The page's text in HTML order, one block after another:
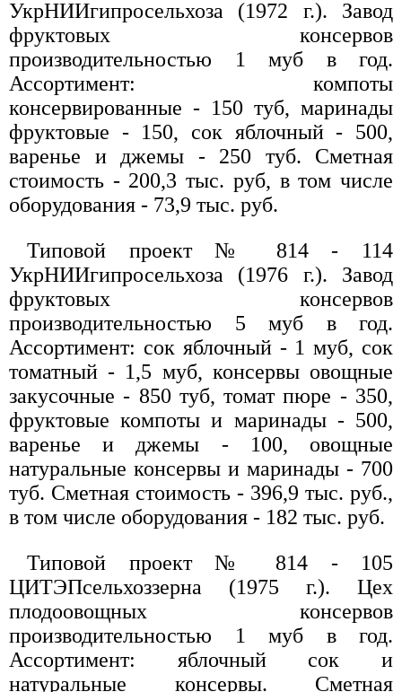
УкрНИИгипросельхоза (1972 г.). Завод
фруктовых консервов
производительностью 1 муб в год.
Ассортимент: компоты
консервированные - 150 туб, маринады
фруктовые - 150, сок яблочный - 500,
варенье и джемы - 250 туб. Сметная
стоимость - 200,3 тыс. руб, в том числе
оборудования - 73,9 тыс. руб.
Типовой проект № 814 - 114
УкрНИИгипросельхоза (1976 г.). Завод
фруктовых консервов
производительностью 5 муб в год.
Ассортимент: сок яблочный - 1 муб, сок
томатный - 1,5 муб, консервы овощные
закусочные - 850 туб, томат пюре - 350,
фруктовые компоты и маринады - 500,
варенье и джемы - 100, овощные
натуральные консервы и маринады - 700
туб. Сметная стоимость - 396,9 тыс. руб.,
в том числе оборудования - 182 тыс. руб.
Типовой проект № 814 - 105
ЦИТЭПсельхоззерна (1975 г.). Цех
плодоовощных консервов
производительностью 1 муб в год.
Ассортимент: яблочный сок и
натуральные консервы. Сметная